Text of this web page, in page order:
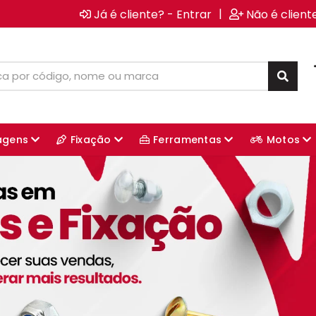
Já é cliente? - Entrar | Não é
Fixação Ferramentas Motos